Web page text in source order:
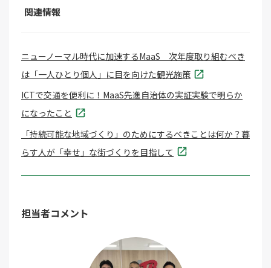
関連情報
ニューノーマル時代に加速するMaaS 次年度取り組むべき
は「一人ひとり個人」に目を向けた観光施策
ICTで交通を便利に！MaaS先進自治体の実証実験で明らか
になったこと
「持続可能な地域づくり」のためにするべきことは何か？暮
らす人が「幸せ」な街づくりを目指して
担当者コメント